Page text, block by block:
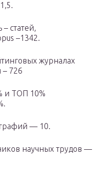
статей,
–1342.
журналах
– 726
и ТОП 10%
— 10.
научных трудов —